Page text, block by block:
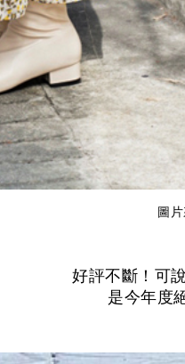
圖
好評不斷！可
是今年度